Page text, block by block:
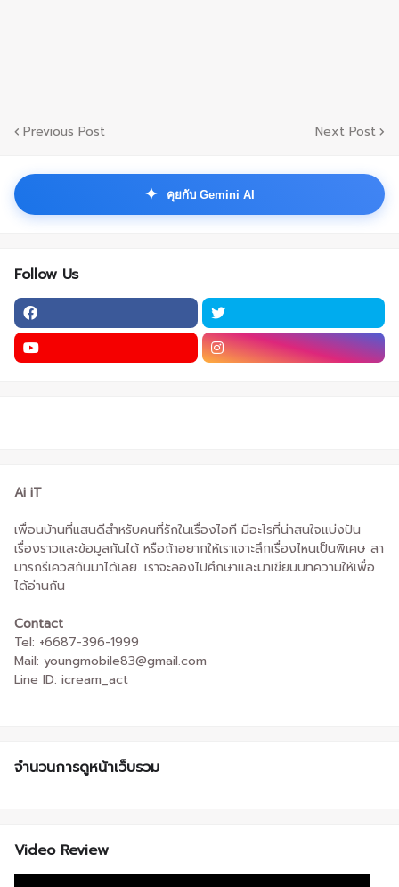
Previous Post Next Post
✦ คุยกับ Gemini AI
Follow Us
Ai iT
เพื่อนบ้านที่แสนดีสำหรับคนที่รักในเรื่องไอที มีอะไรที่น่าสนใจแบ่งปัน
เรื่องราวและข้อมูลกันได้ หรือถ้าอยากให้เราเจาะลึกเรื่องไหนเป็นพิเศษ สา
มารถรีเควสกันมาได้เลย. เราจะลองไปศึกษาและมาเขียนบทความให้เพื่อ
ได้อ่านกัน
Contact
Tel: +6687-396-1999
Mail: youngmobile83@gmail.com
Line ID: icream_act
จำนวนการดูหน้าเว็บรวม
Video Review